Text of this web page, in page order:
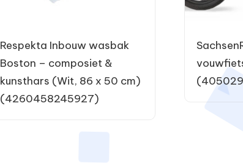
Respekta Inbouw wasbak
Boston – composiet &
kunsthars (Wit, 86 x 50 cm)
(4260458245927)